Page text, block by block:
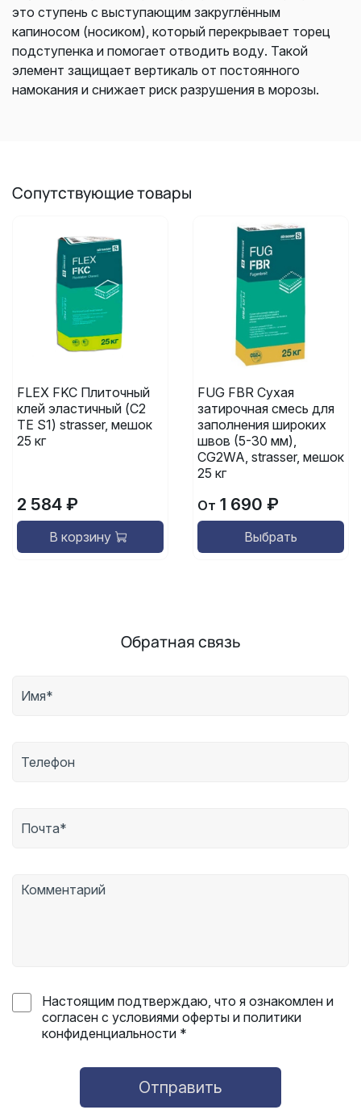
это ступень с выступающим закруглённым
капиносом (носиком), который перекрывает торец
подступенка и помогает отводить воду. Такой
элемент защищает вертикаль от постоянного
намокания и снижает риск разрушения в морозы.
Сопутствующие товары
FLEX FKC Плиточный
клей эластичный (C2
TE S1) strasser, мешок
25 кг
2 584 ₽
В корзину
FUG FBR Сухая
затирочная смесь для
заполнения широких
швов (5-30 мм),
CG2WA, strasser, мешок
25 кг
От 1 690 ₽
Выбрать
Обратная связь
Настоящим подтверждаю, что я ознакомлен и
согласен с условиями оферты и политики
конфиденциальности *
Отправить